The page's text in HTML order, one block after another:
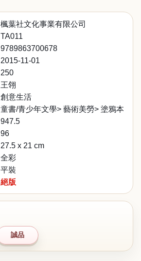
楓葉社文化事業有限公司
TA011
9789863700678
2015-11-01
250
王翎
創意生活
童書/青少年文學> 藝術美勞> 塗鴉本/畫冊
947.5
96
27.5 x 21 cm
全彩
平裝
絕版
誠品